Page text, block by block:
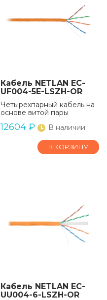
Кабель NETLAN EC-
UF004-5E-LSZH-OR
Четырехпарный кабель на
основе витой пары
12604 ₽ В наличии
В КОРЗИНУ
Кабель NETLAN EC-
UU004-6-LSZH-OR